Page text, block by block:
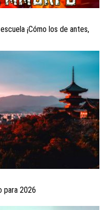
¡Cómo los de antes,
para 2026